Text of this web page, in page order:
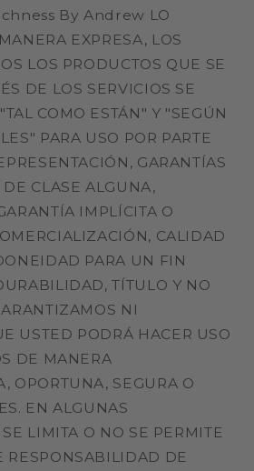
By Andrew LO
EXPRESA, LOS
LOS PRODUCTOS QUE SE
DE LOS SERVICIOS SE
COMO ESTÁN" Y "SEGÚN
PARA USO POR PARTE
GARANTÍAS
CLASE ALGUNA,
IMPLÍCITA O
CALIDAD
PARA UN FIN
TÍTULO Y NO
NI
USTED PODRÁ HACER USO
DE MANERA
OPORTUNA, SEGURA O
EN ALGUNAS
LIMITA O NO SE PERMITE
RESPONSABILIDAD DE